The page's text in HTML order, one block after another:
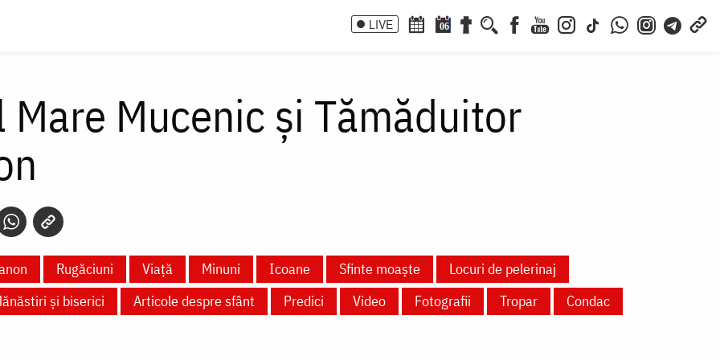
LIVE 06
Mare Mucenic și Tămăduitor
Rugăciuni Viață Minuni Icoane Sfinte moaște
Locuri de pelerinaj
și biserici Articole despre sfânt Predici Video Fotografii Tropar
Condac